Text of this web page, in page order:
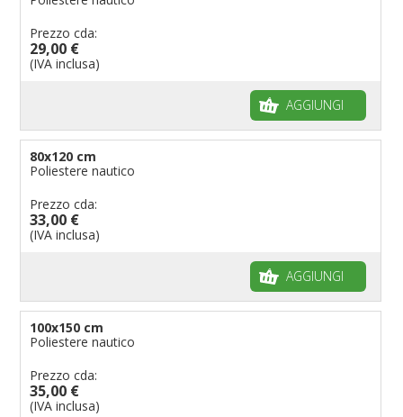
Prezzo cda:
29,00 €
(IVA inclusa)
AGGIUNGI
80x120 cm
Poliestere nautico
Prezzo cda:
33,00 €
(IVA inclusa)
AGGIUNGI
100x150 cm
Poliestere nautico
Prezzo cda:
35,00 €
(IVA inclusa)